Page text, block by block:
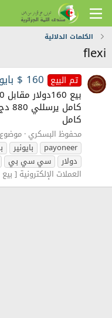
الكلمات الدلالية
flexi
تم البيع 160 $ بايونيير
كامل
محفوظ البسكري موضوع
payoneer
بايونير
دولار
سي سي بي
العملات الإلكترونية [